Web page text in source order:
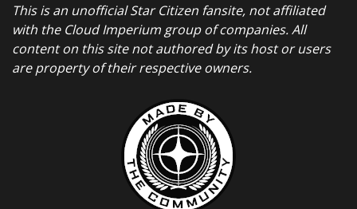
This is an unofficial Star Citizen fansite, not affiliated
with the Cloud Imperium group of companies. All
content on this site not authored by its host or users
are property of their respective owners.